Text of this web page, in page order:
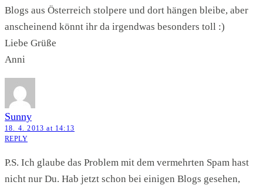
Blogs aus Österreich stolpere und dort hängen bleibe, aber
anscheinend könnt ihr da irgendwas besonders toll :)
Liebe Grüße
Anni
Sunny
18. 4. 2013 at 14:13
REPLY
P.S. Ich glaube das Problem mit dem vermehrten Spam hast
nicht nur Du. Hab jetzt schon bei einigen Blogs gesehen,